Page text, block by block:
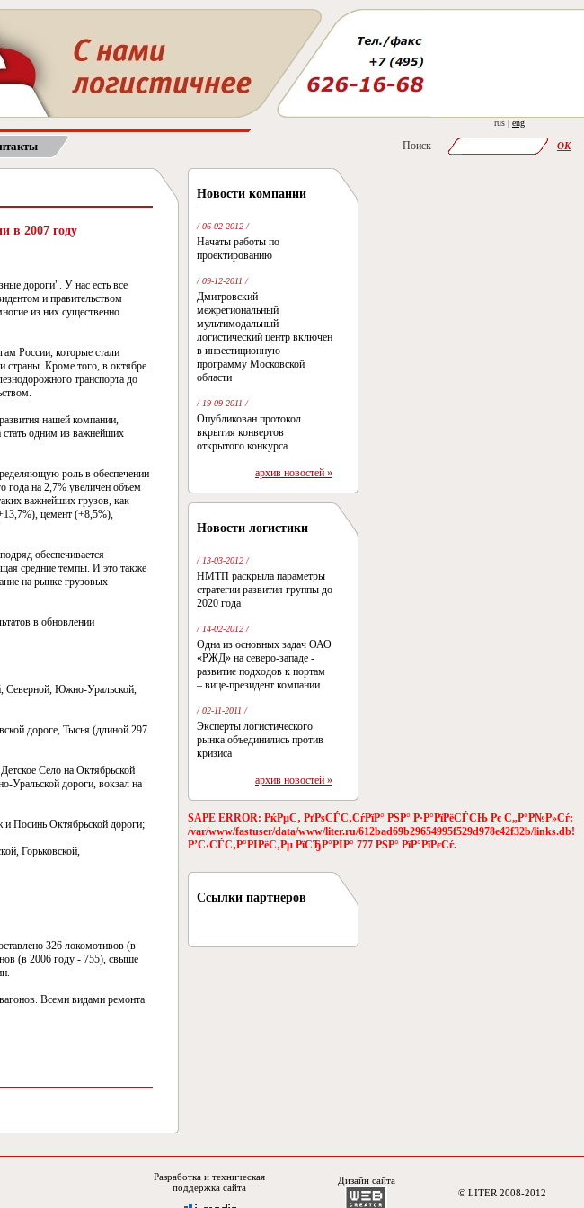
rus | eng
Поиск OK
в 2007 году
дороги". У нас есть все
и правительством
из них существенно
России, которые стали
страны. Кроме того, в октябре
транспорта до
нашей компании,
стать одним из важнейших
роль в обеспечении
года на 2,7% увеличен объем
важнейших грузов, как
цемент (+8,5%),
обеспечивается
средние темпы. И это также
на рынке грузовых
в обновлении
Северной, Южно-Уральской,
дороге, Тысья (длиной 297
Село на Октябрьской
Уральской дороги, вокзал на
и Посинь Октябрьской дороги;
Горьковской,
326 локомотивов (в
(в 2006 году - 755), свыше
Всеми видами ремонта
Новости компании
/ 06-02-2012 /
Начаты работы по
проектированию
/ 09-12-2011 /
Дмитровский
межрегиональный
мультимодальный
логистический центр включен
в инвестиционную
программу Московской
области
/ 19-09-2011 /
Опубликован протокол
вкрытия конвертов
открытого конкурса
архив новостей »
Новости логистики
/ 13-03-2012 /
НМТП раскрыла параметры
стратегии развития группы до
2020 года
/ 14-02-2012 /
Одна из основных задач ОАО
«РЖД» на северо-западе -
развитие подходов к портам
– вице-президент компании
/ 02-11-2011 /
Эксперты логистического
рынка объединились против
кризиса
архив новостей »
SAPE ERROR: РќРµС‚ РґРѕСЃС‚СѓРїР° РЅР° Р·Р°РїРёСЃСЊ Рє С„Р°Р№Р»Сѓ:
/var/www/fastuser/data/www/liter.ru/612bad69b29654995f529d978e42f32b/links.db!
Р’С‹СЃС‚Р°РІРёС‚Рµ РїСЂР°РІР° 777 РЅР° РїР°РїРєСѓ.
Ссылки партнеров
Разработка и техническая
поддержка сайта
Дизайн сайта
© LITER 2008-2012